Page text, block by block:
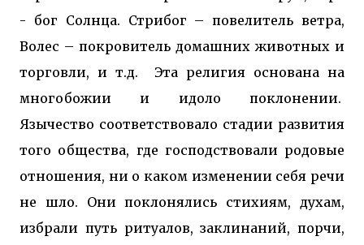
- бог Солнца. Стрибог – повелитель ветра,
Волес – покровитель домашних животных и
торговли, и т.д. Эта религия основана на
многобожии и идоло поклонении.
Язычество соответствовало стадии развития
того общества, где господствовали родовые
отношения, ни о каком изменении себя речи
не шло. Они поклонялись стихиям, духам,
избрали путь ритуалов, заклинаний, порчи,